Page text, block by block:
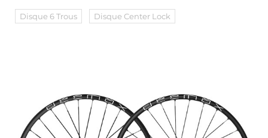
Disque 6 Trous Disque Center Lock